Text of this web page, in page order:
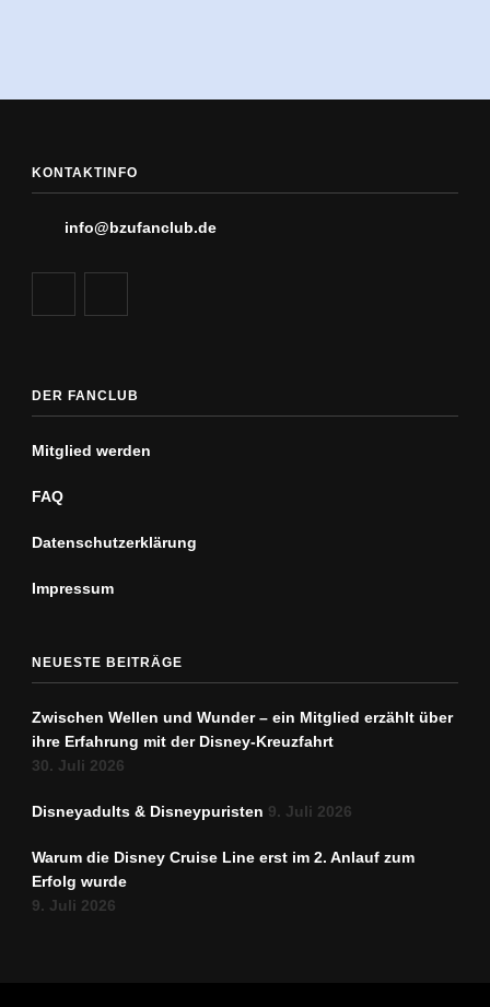
KONTAKTINFO
info@bzufanclub.de
DER FANCLUB
Mitglied werden
FAQ
Datenschutz­erklärung
Impressum
NEUESTE BEITRÄGE
Zwischen Wellen und Wunder – ein Mitglied erzählt über
ihre Erfahrung mit der Disney-Kreuzfahrt
30. Juli 2026
Disneyadults & Disneypuristen 9. Juli 2026
Warum die Disney Cruise Line erst im 2. Anlauf zum
Erfolg wurde
9. Juli 2026